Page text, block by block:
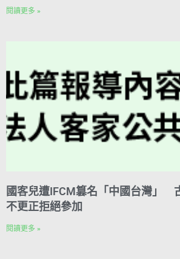
閱讀更多 »
國客兒遭IFCM篡名「中國台灣」
不更正拒絕參加
閱讀更多 »